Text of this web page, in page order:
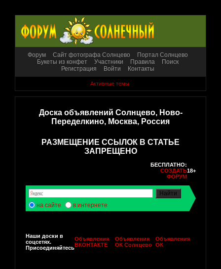
Форум Сайт фотографа Солнцево
Портал Солнцево
Букеты из конфет
Участники Правила
Поиск
Регистрация
Войти Контакты
Активные темы
Доска объявлений Солнцево, Ново-
Переделкино, Москва, Россия
РАЗМЕЩЕНИЕ ССЫЛОК В СТАТЬЕ
ЗАПРЕЩЕНО
БЕСПЛАТНО:
СОЗДАТЬ
ФОРУМ
18+
на сайте в интернете
Наши доски в
соцсетях.
Присоединяйтесь
Объявления
ВКОНТАКТЕ
Объявления
ОК Солнцево
Объявления
ОК